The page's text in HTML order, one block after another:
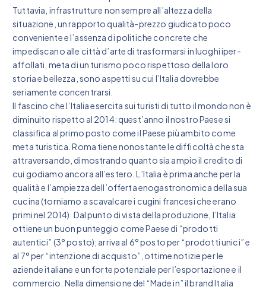
Tuttavia, infrastrutture non sempre all’altezza della
situazione, un rapporto qualità-prezzo giudicato poco
conveniente e l’assenza di politiche concrete che
impediscano alle città d’arte di trasformarsi in luoghi iper-
affollati, meta di un turismo poco rispettoso della loro
storia e bellezza, sono aspetti su cui l’Italia dovrebbe
seriamente concentrarsi.
Il fascino che l’Italia esercita sui turisti di tutto il mondo non è
diminuito rispetto al 2014: quest’anno il nostro Paese si
classifica al primo posto come il Paese più ambito come
meta turistica. Roma tiene nonostante le difficoltà che sta
attraversando, dimostrando quanto sia ampio il credito di
cui godiamo ancora all’estero. L’Italia è prima anche per la
qualità e l’ampiezza dell’offerta enogastronomica della sua
cucina (torniamo a scavalcare i cugini francesi che erano
primi nel 2014). Dal punto di vista della produzione, l’Italia
ottiene un buon punteggio come Paese di “prodotti
autentici” (3° posto); arriva al 6° posto per “prodotti unici” e
al 7° per “intenzione di acquisto”, ottime notizie per le
aziende italiane e un forte potenziale per l’esportazione e il
commercio. Nella dimensione del “Made in” il brand Italia